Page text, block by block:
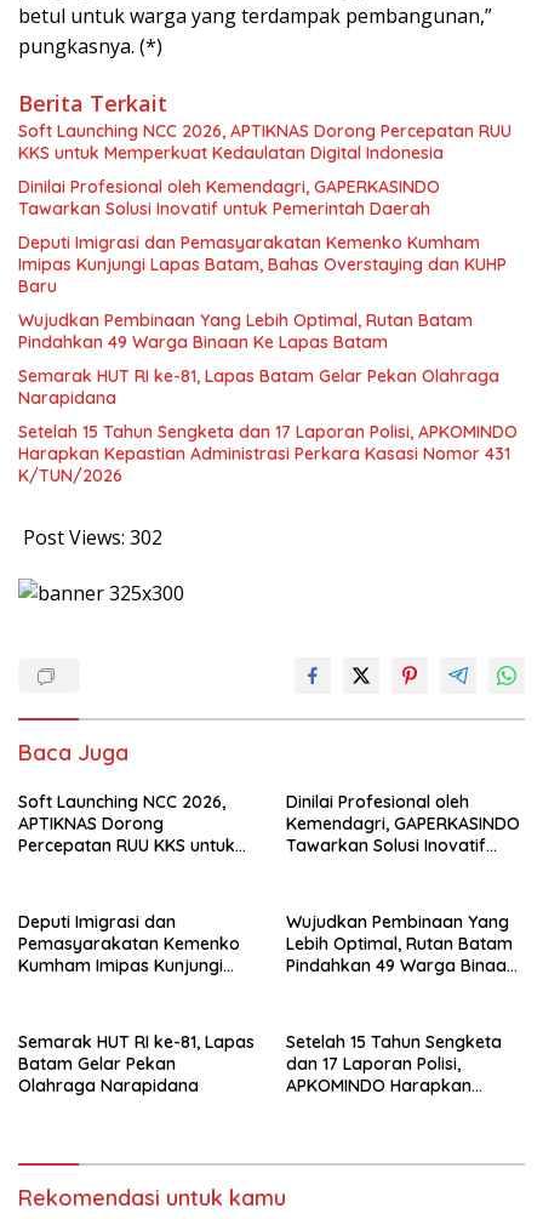
betul untuk warga yang terdampak pembangunan,”
pungkasnya. (*)
Berita Terkait
Soft Launching NCC 2026, APTIKNAS Dorong Percepatan RUU
KKS untuk Memperkuat Kedaulatan Digital Indonesia
Dinilai Profesional oleh Kemendagri, GAPERKASINDO
Tawarkan Solusi Inovatif untuk Pemerintah Daerah
Deputi Imigrasi dan Pemasyarakatan Kemenko Kumham
Imipas Kunjungi Lapas Batam, Bahas Overstaying dan KUHP
Baru
Wujudkan Pembinaan Yang Lebih Optimal, Rutan Batam
Pindahkan 49 Warga Binaan Ke Lapas Batam
Semarak HUT RI ke-81, Lapas Batam Gelar Pekan Olahraga
Narapidana
Setelah 15 Tahun Sengketa dan 17 Laporan Polisi, APKOMINDO
Harapkan Kepastian Administrasi Perkara Kasasi Nomor 431
K/TUN/2026
Post Views: 302
Baca Juga
Soft Launching NCC 2026,
APTIKNAS Dorong
Percepatan RUU KKS untuk
Dinilai Profesional oleh
Kemendagri, GAPERKASINDO
Tawarkan Solusi Inovatif
Deputi Imigrasi dan
Pemasyarakatan Kemenko
Kumham Imipas Kunjungi
Wujudkan Pembinaan Yang
Lebih Optimal, Rutan Batam
Pindahkan 49 Warga Binaan
Semarak HUT RI ke-81, Lapas
Batam Gelar Pekan
Olahraga Narapidana
Setelah 15 Tahun Sengketa
dan 17 Laporan Polisi,
APKOMINDO Harapkan
Rekomendasi untuk kamu